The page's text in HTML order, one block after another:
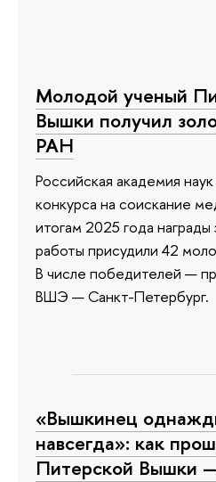
Молодой ученый
Вышки получил
РАН
Российская академия
конкурса на соискание
итогам 2025 года награды
работы присудили 42
В числе победителей —
ВШЭ — Санкт-Петербург.
«Вышкинец
навсегда»: как
Питерской Вышки